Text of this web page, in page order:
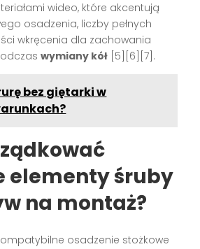
wideo, które akcentują
osadzenia, liczby pełnych
wkręcenia dla zachowania
wymiany kół [5][6][7].
bez giętarki w
elementy śruby
na montaż?
osadzenie stożkowe